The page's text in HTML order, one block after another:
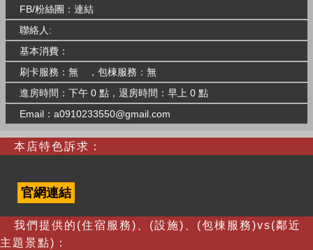
FB/粉絲團： 連結
聯絡人:
基本消費：
刷卡服務：無 ，包棟服務：無
進房時間：下午 0 點，退房時間：早上 0 點
Email： a0910233550@gmail.com
本店特色訴求：
官網連結
我們提供的(住宿服務)、(設施)、(包棟服務)vs(鄰近
主題景點)：